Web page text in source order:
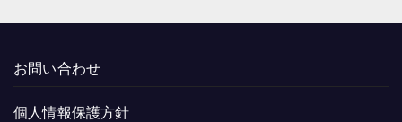
お問い合わせ
個人情報保護方針